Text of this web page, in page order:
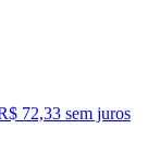
72,33 sem juros